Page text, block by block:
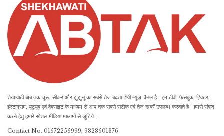
शेखावाटी अब तक चूरू, सीकर और झुंझुनू का सबसे तेज बढ़ता टीवी न्यूज़ चैनल है। हम टीवी, फेसबुक, ट्विटर,
इंस्टाग्राम, यूट्यूब एवं वेबसाइट के माध्यम से आप तक सबसे सटीक एवं तेज खबरें उपलब्ध करवाते है। हमसे संवाद
करने हेतु हमारे सोशल मीडिया माध्यमों से जुड़िये।
Contact No. 01572255999, 9828501376